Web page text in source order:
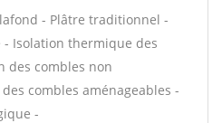
- Plâtre traditionnel -
Isolation thermique des
des combles non
combles aménageables -
-